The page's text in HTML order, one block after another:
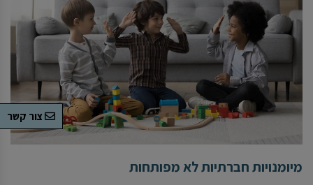
מיומנויות חברתיות לא מפותחות
צור קשר